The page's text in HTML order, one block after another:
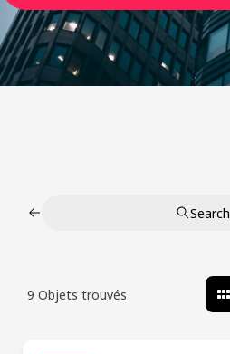
Search
9 Objets trouvés